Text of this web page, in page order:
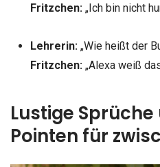
Fritzchen:„Ich bin nicht
Lehrerin:„Wie heißt der
Fritzchen:„Alexa weiß
Lustige
Pointen für